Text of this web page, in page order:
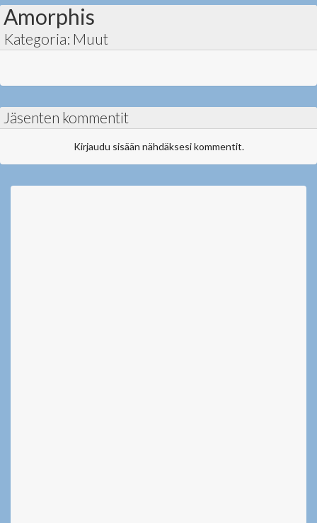
Amorphis
Kategoria: Muut
Jäsenten kommentit
Kirjaudu sisään nähdäksesi kommentit.